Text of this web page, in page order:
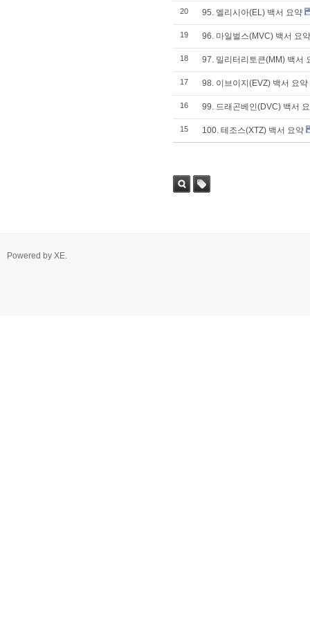
20 95. 엘리시아(EL) 백서 요약
19 96. 마일벌스(MVC) 백서 요약
18 97. 밀리터리토큰(MM) 백서
17 98. 이브이지(EVZ) 백서 요약
16 99. 드래곤베인(DVC) 백서
15 100. 테조스(XTZ) 백서 요약
Powered by XE.